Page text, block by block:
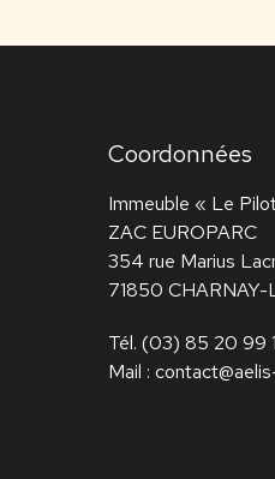
Coordonnées
Immeuble « Le
ZAC EUROPARC
354 rue Marius
71850
Tél. (03) 85 20 99
Mail :